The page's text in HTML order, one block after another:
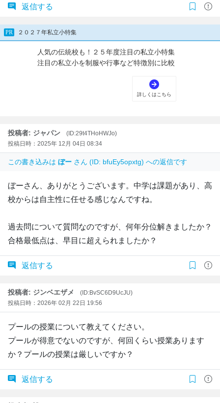
返信する
投稿者: ジャパン
(ID:29t4THoHWJo)
投稿日時：2025年 12月 04日 08:34
この書き込みは ぼー さん (ID: bfuEy5opxtg) への返信です
ぼーさん、ありがとうございます。中学は課題があり、高
校からは自主性に任せる感じなんですね。
過去問について質問なのですが、何年分位解きましたか？
合格最低点は、早目に超えられましたか？
返信する
投稿者: ジンベエザメ
(ID:BvSC6D9UcJU)
投稿日時：2026年 02月 22日 19:56
プールの授業について教えてください。
プールが得意でないのですが、何回くらい授業あります
か？プールの授業は厳しいですか？
返信する